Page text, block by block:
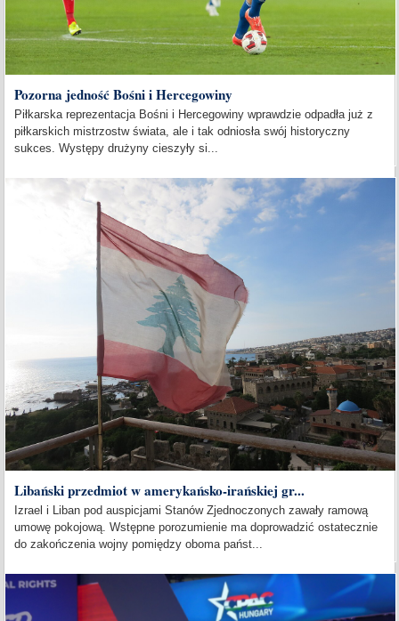
Pozorna jedność Bośni i Hercegowiny
Piłkarska reprezentacja Bośni i Hercegowiny wprawdzie odpadła już z
piłkarskich mistrzostw świata, ale i tak odniosła swój historyczny
sukces. Występy drużyny cieszyły si...
Libański przedmiot w amerykańsko-irańskiej gr...
Izrael i Liban pod auspicjami Stanów Zjednoczonych zawały ramową
umowę pokojową. Wstępne porozumienie ma doprowadzić ostatecznie
do zakończenia wojny pomiędzy oboma państ...